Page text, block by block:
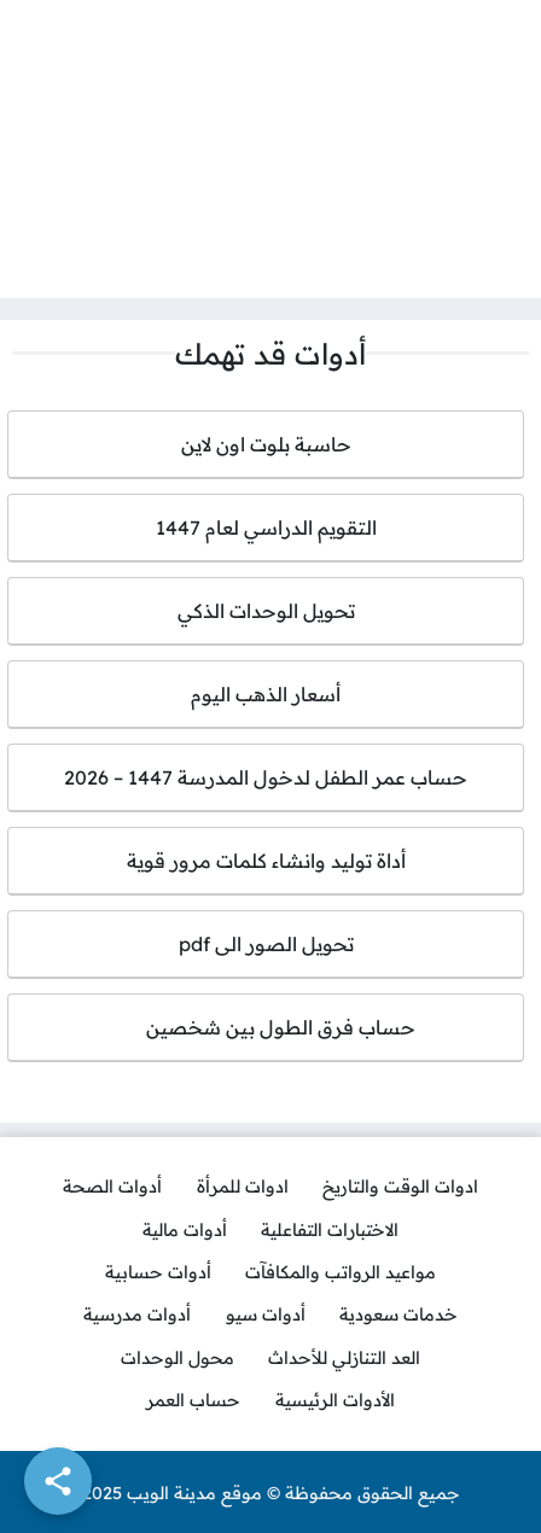
أدوات قد تهمك
حاسبة بلوت اون لاين
التقويم الدراسي لعام 1447
تحويل الوحدات الذكي
أسعار الذهب اليوم
حساب عمر الطفل لدخول المدرسة 1447 – 2026
أداة توليد وانشاء كلمات مرور قوية
تحويل الصور الى pdf
حساب فرق الطول بين شخصين
ادوات الوقت والتاريخ ادوات للمرأة
أدوات الصحة
الاختبارات التفاعلية
أدوات مالية
مواعيد الرواتب والمكافآت
أدوات حسابية
خدمات سعودية
أدوات سيو
أدوات مدرسية
العد التنازلي للأحداث
محول الوحدات
الأدوات الرئيسية
حساب العمر
جميع الحقوق محفوظة © موقع مدينة الويب 2025